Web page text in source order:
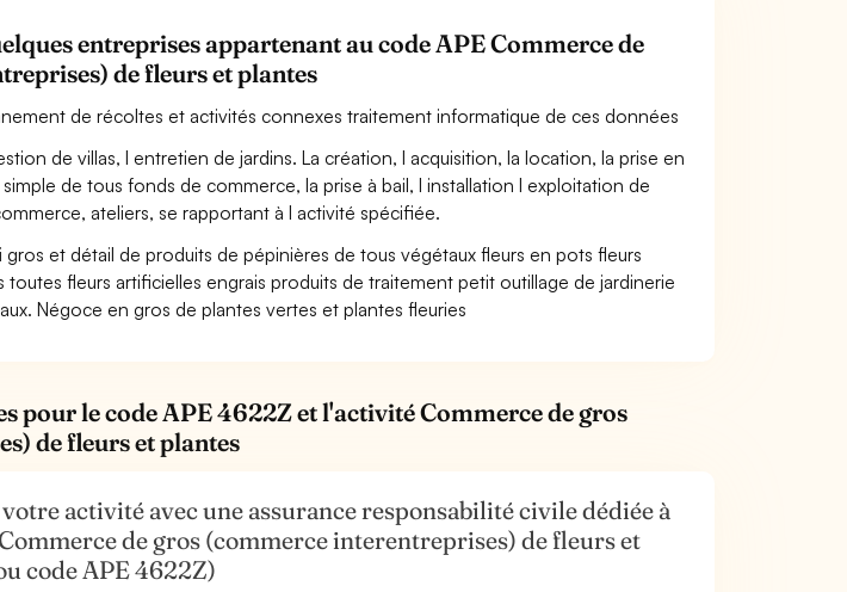
entreprises appartenant au code APE Commerce de
de fleurs et plantes
de récoltes et activités connexes traitement informatique de ces données
de villas, l entretien de jardins. La création, l acquisition, la location, la prise en
de tous fonds de commerce, la prise à bail, l installation l exploitation de
ateliers, se rapportant à l activité spécifiée.
et détail de produits de pépinières de tous végétaux fleurs en pots fleurs
fleurs artificielles engrais produits de traitement petit outillage de jardinerie
Négoce en gros de plantes vertes et plantes fleuries
pour le code APE 4622Z et l'activité Commerce de gros
de fleurs et plantes
activité avec une assurance responsabilité civile dédiée à
de gros (commerce interentreprises) de fleurs et
code APE 4622Z)